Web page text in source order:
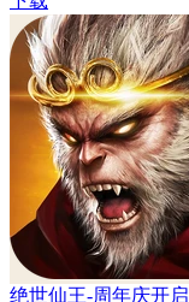
绝世仙王-周年庆开启